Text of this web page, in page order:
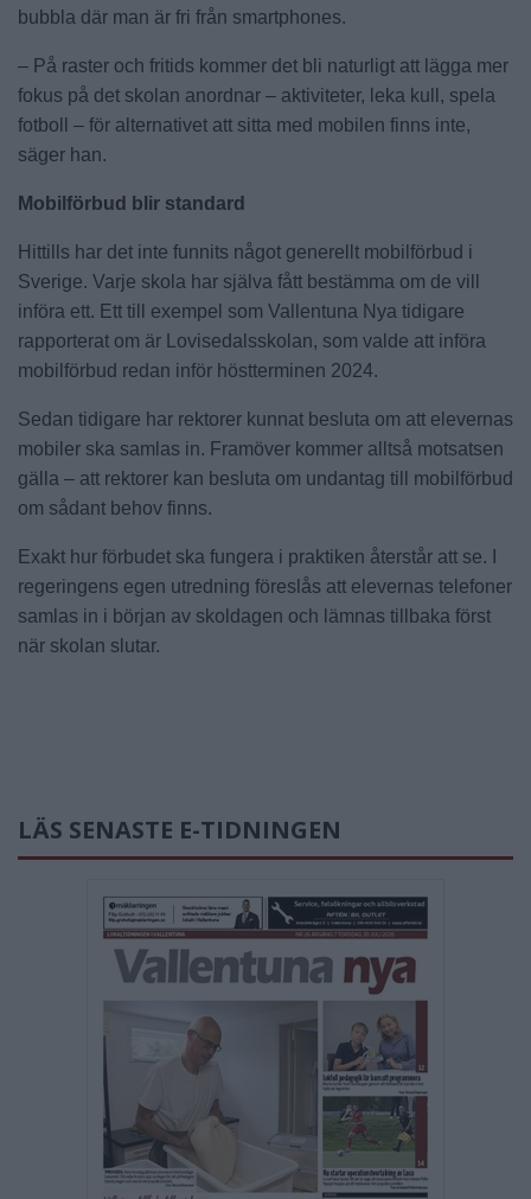
bubbla där man är fri från smartphones.
– På raster och fritids kommer det bli naturligt att lägga mer
fokus på det skolan anordnar – aktiviteter, leka kull, spela
fotboll – för alternativet att sitta med mobilen finns inte,
säger han.
Mobilförbud blir standard
Hittills har det inte funnits något generellt mobilförbud i
Sverige. Varje skola har själva fått bestämma om de vill
införa ett. Ett till exempel som Vallentuna Nya tidigare
rapporterat om är Lovisedalsskolan, som valde att införa
mobilförbud redan inför höstterminen 2024.
Sedan tidigare har rektorer kunnat besluta om att elevernas
mobiler ska samlas in. Framöver kommer alltså motsatsen
gälla – att rektorer kan besluta om undantag till mobilförbud
om sådant behov finns.
Exakt hur förbudet ska fungera i praktiken återstår att se. I
regeringens egen utredning föreslås att elevernas telefoner
samlas in i början av skoldagen och lämnas tillbaka först
när skolan slutar.
LÄS SENASTE E-TIDNINGEN